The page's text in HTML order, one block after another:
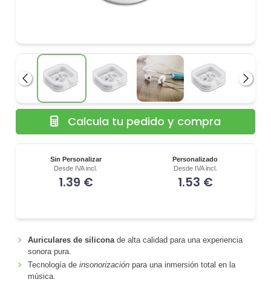
Anterior
Sin Personalizar
Desde IVA incl.
1.39 €
Personalizado
Desde IVA incl.
1.53 €
Calcula tu pedido y compra
Auriculares de siliconade alta calidad para una experiencia
sonora pura.
Tecnología de insonorizaciónpara una inmersión total en la
música.